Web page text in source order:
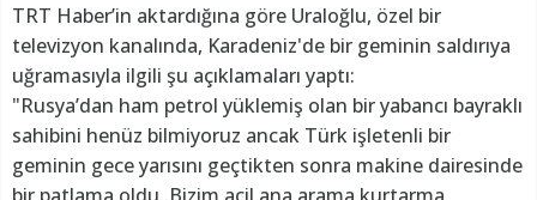
TRT Haber’in aktardığına göre Uraloğlu, özel bir
televizyon kanalında, Karadeniz'de bir geminin saldırıya
uğramasıyla ilgili şu açıklamaları yaptı:
"Rusya’dan ham petrol yüklemiş olan bir yabancı bayraklı
sahibini henüz bilmiyoruz ancak Türk işletenli bir
geminin gece yarısını geçtikten sonra makine dairesinde